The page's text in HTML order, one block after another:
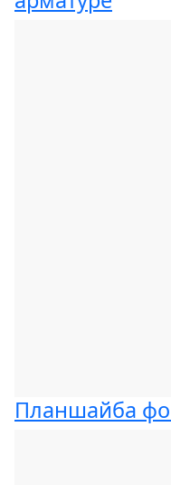
Планшайба